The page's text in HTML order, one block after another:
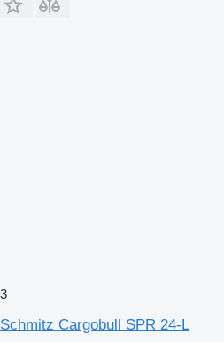
3
Schmitz Cargobull SPR 24-L